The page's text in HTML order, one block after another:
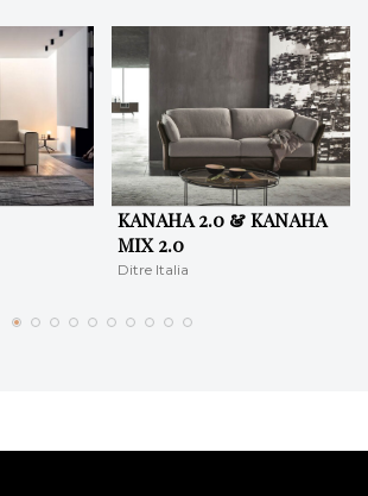
KANAHA 2.0 & KANAHA
MIX 2.0
Ditre Italia